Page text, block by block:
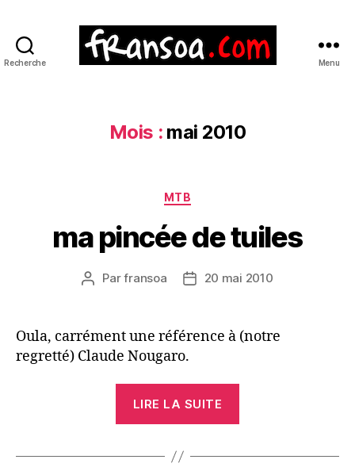
Recherche Menu
Mois : mai 2010
Catégories
MTB
ma pincée de tuiles
Auteur
Parfransoa
Date20 mai 2010
Oula, carrément une référence à (notre
regretté) Claude Nougaro.
LIRE LA SUITE
tuiles »